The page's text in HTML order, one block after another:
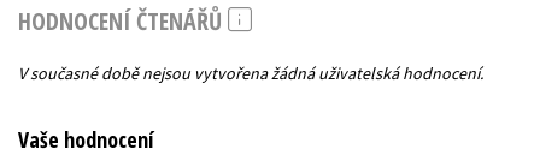
HODNOCENÍ ČTENÁŘŮ
V současné době nejsou vytvořena žádná uživatelská hodnocení.
Vaše hodnocení